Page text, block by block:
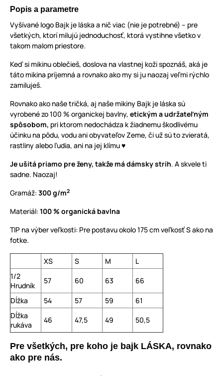
Popis a parametre
Vyšívané logo Bajk je láska a nič viac (nie je potrebné) – pre
všetkých, ktorí milujú jednoduchosť, ktorá vystihne všetko v
takom malom priestore.
Keď si mikinu oblečieš, doslova na vlastnej koži spoznáš, aká je
táto mikina príjemná a rovnako ako my si ju naozaj veľmi rýchlo
zamiluješ.
Rovnako ako naše tričká, aj naše mikiny Bajk je láska sú
vyrobené zo 100 % organickej bavlny, etickým a udržateľným
spôsobom, pri ktorom nedochádza k žiadnemu škodlivému
účinku na pôdu, vodu ani obyvateľov Zeme, či už sú to zvieratá,
rastliny alebo ľudia, ani na jej klímu ♥
Je ušitá priamo pre ženy, takže má dámsky strih. A skvele ti
sadne. Naozaj!
Gramáž: 300 g/m2
Materiál: 100 % organická bavlna
TIP na výber veľkosti: Pre postavu okolo 175 cm veľkosť S ako na
fotke.
XS S M
L
1/2
Hrudník
57 60 63 66
Dĺžka 54 57 59
61
Dĺžka
rukáva
46 47,5 49 50,5
Pre všetkých, pre koho je bajk LÁSKA, rovnako
ako pre nás.